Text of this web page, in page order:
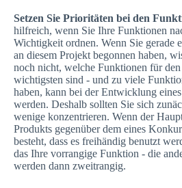
Setzen Sie Prioritäten bei den
hilfreich, wenn Sie Ihre Funktionen
Wichtigkeit ordnen. Wenn Sie gerade
an diesem Projekt begonnen haben,
noch nicht, welche Funktionen für
wichtigsten sind - und zu viele
haben, kann bei der Entwicklung
werden. Deshalb sollten Sie sich
wenige konzentrieren. Wenn der
Produkts gegenüber dem eines
besteht, dass es freihändig benutzt
das Ihre vorrangige Funktion - die
werden dann zweitrangig.